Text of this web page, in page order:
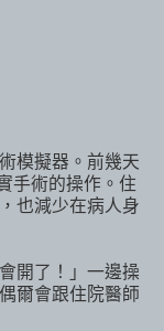
模擬器。前幾天
手術的操作。住
也減少在病人身
開了！」一邊操
爾會跟住院醫師